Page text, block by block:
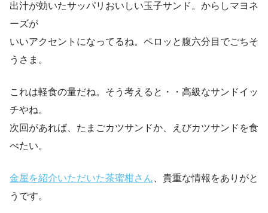
出汁が効いたサッパリおいしい玉子サンド。からしマヨネ
ーズが
いいアクセントになってるね。ペロッと腹六分目でごちそ
うさま。
これは軽食の量だね。そう考えると・・高級なサンドイッ
チやね。
次回があれば、たまごカツサンドか、えびカツサンドを食
べたい。
金屋を紹介いただいた茶蜜柑さん、貴重な情報をありがと
うです。